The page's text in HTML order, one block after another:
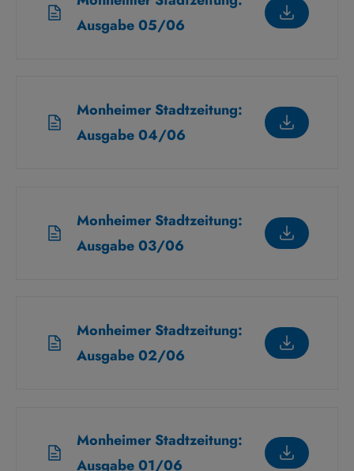
Ausgabe 05/06
Monheimer Stadtzeitung:
Ausgabe 04/06
Monheimer Stadtzeitung:
Ausgabe 03/06
Monheimer Stadtzeitung:
Ausgabe 02/06
Monheimer Stadtzeitung:
Ausgabe 01/06